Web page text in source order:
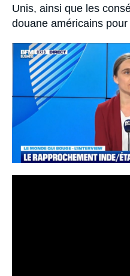
Unis, ainsi que les
douane américains pour
Image
principale
médiatique